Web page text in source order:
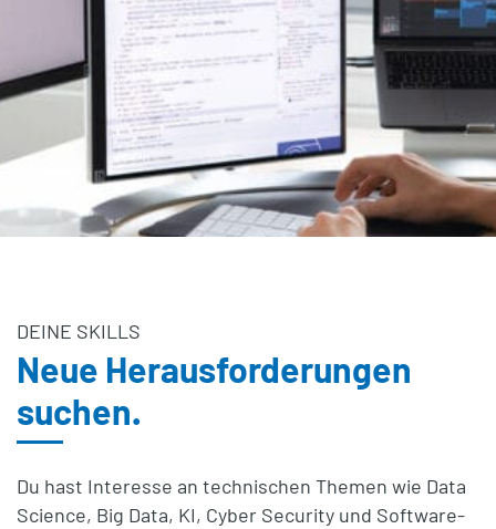
DEINE SKILLS
Neue Herausforderungen
suchen.
Du hast Interesse an technischen Themen wie Data
Science, Big Data, KI, Cyber Security und Software-